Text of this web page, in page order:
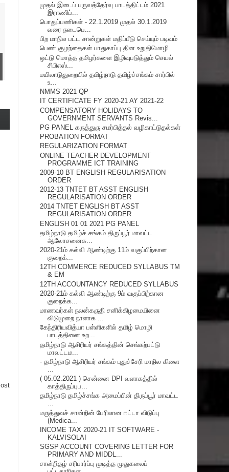
முதல் இடைப் பருவத்தேர்வு பாடத்திட்டம் 2021
இராணிப்...
பொதுப்பணிகள் - 22.1.2019 முதல் 30.1.2019
வரை நடைபெ...
பிற மாநில பட்ட சான்றுகள் மதிப்பீடு செய்யும் படிவம்
பெண் குழந்தைகள் பாதுகாப்பு தின உறுதிமொழி
ஒட்டு மொத்த தமிழர்களை இழிவுபடுத்தும் செயல்
சிபிஎஸ்...
மயிலாடுதுறையில் தமிழ்நாடு தமிழ்ச்சங்கம் சார்பில்
உ...
NMMS 2021 QP
IT CERTIFICATE FY 2020-21 AY 2021-22
COMPENSATORY HOLIDAYS TO
GOVERNMENT SERVANTS Revis...
PG PANEL கருத்துரு சமர்பித்தல் வழிகாட்டுதல்கள்
PROBATION FORMAT
REGULARIZATION FORMAT
ONLINE TEACHER DEVELOPMENT
PROGRAMME ICT TRAINING
2009-10 BT ENGLISH REGULARISATION
ORDER
2012-13 TNTET BT ASST ENGLISH
REGULARISATION ORDER
2014 TNTET ENGLISH BT ASST
REGULARISATION ORDER
ENGLISH 01 01 2021 PG PANEL
தமிழ்நாடு தமிழ்ச் சங்கம் திருப்பூர் மாவட்ட
ஆலோசனைக...
2020-21ம் கல்வி ஆண்டிற்கு 11ம் வகுப்பிற்கான
குறைக்...
12TH COMMERCE REDUCED SYLLABUS TM
& EM
12TH ACCOUNTANCY REDUCED SYLLABUS
2020-21ம் கல்வி ஆண்டிற்கு 9ம் வகுப்பிற்கான
குறைக்க...
மாணவர்கள் நலன்கருதி சனிக்கிழமையினை
விடுமுறை நாளாக ...
கேந்திரியவித்யா பள்ளிகளில் தமிழ் மொழி
பாடத்தினை உற...
தமிழ்நாடு ஆசிரியர் சங்கத்தின் செங்கற்பட்டு
மாவட்டம...
- தமிழ்நாடு ஆசிரியர் சங்கம் புதுச்சேரி மாநில கிளை
( 05.02.2021 ) சென்னை DPI வளாகத்தில்
காத்திருப்புப...
தமிழ்நாடு தமிழ்ச்சங்க அமைப்பின் திருப்பூர் மாவட்ட
...
மருத்துவச் சான்றின் பேரிலான ஈட்டா விடுப்பு
(Medica...
INCOME TAX 2020-21 IT SOFTWARE -
KALVISOLAI
SGSP ACCOUNT COVERING LETTER FOR
PRIMARY AND MIDDL...
சான்றிதழ் சரிபார்ப்பு முடித்த முதுகலைப்